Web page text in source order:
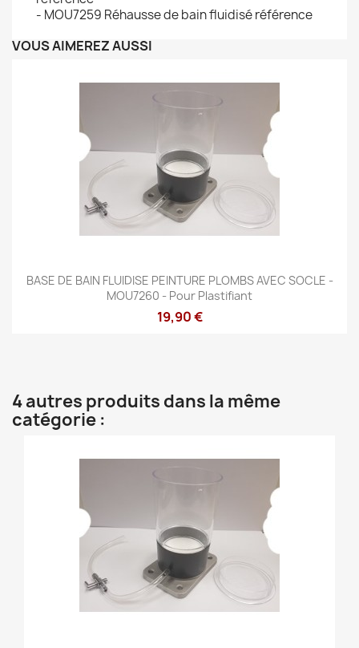
- MOU7259 Réhausse de bain fluidisé référence
VOUS AIMEREZ AUSSI
BASE DE BAIN FLUIDISE PEINTURE PLOMBS AVEC SOCLE -
MOU7260 - Pour Plastifiant
19,90 €
4 autres produits dans la même
catégorie :